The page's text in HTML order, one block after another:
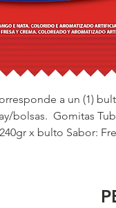
a un (1)
bolsas.  Gomitas
240gr x bulto Sabor: